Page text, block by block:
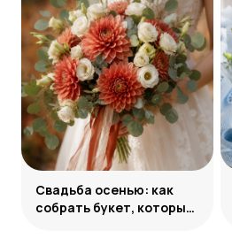
Свадьба осенью: как
собрать букет, который